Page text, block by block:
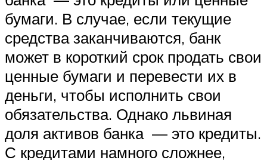
бумаги. В случае, если текущие
средства заканчиваются, банк
может в короткий срок продать свои
ценные бумаги и перевести их в
деньги, чтобы исполнить свои
обязательства. Однако львиная
доля активов банка — это кредиты.
С кредитами намного сложнее,